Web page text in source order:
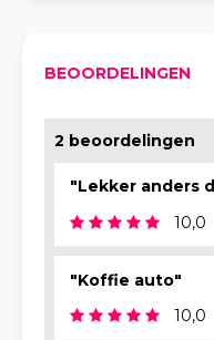
BEOORDELINGEN
2 beoordelingen
"Lekker anders
10,0
"Koffie auto"
10,0